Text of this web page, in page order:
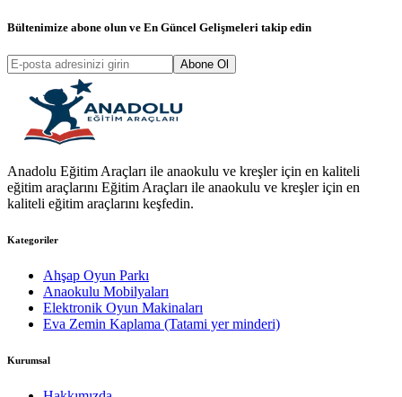
Bültenimize abone olun ve En Güncel Gelişmeleri takip edin
Abone Ol
Anadolu Eğitim Araçları ile anaokulu ve kreşler için en kaliteli
eğitim araçlarını Eğitim Araçları ile anaokulu ve kreşler için en
kaliteli eğitim araçlarını keşfedin.
Kategoriler
Ahşap Oyun Parkı
Anaokulu Mobilyaları
Elektronik Oyun Makinaları
Eva Zemin Kaplama (Tatami yer minderi)
Kurumsal